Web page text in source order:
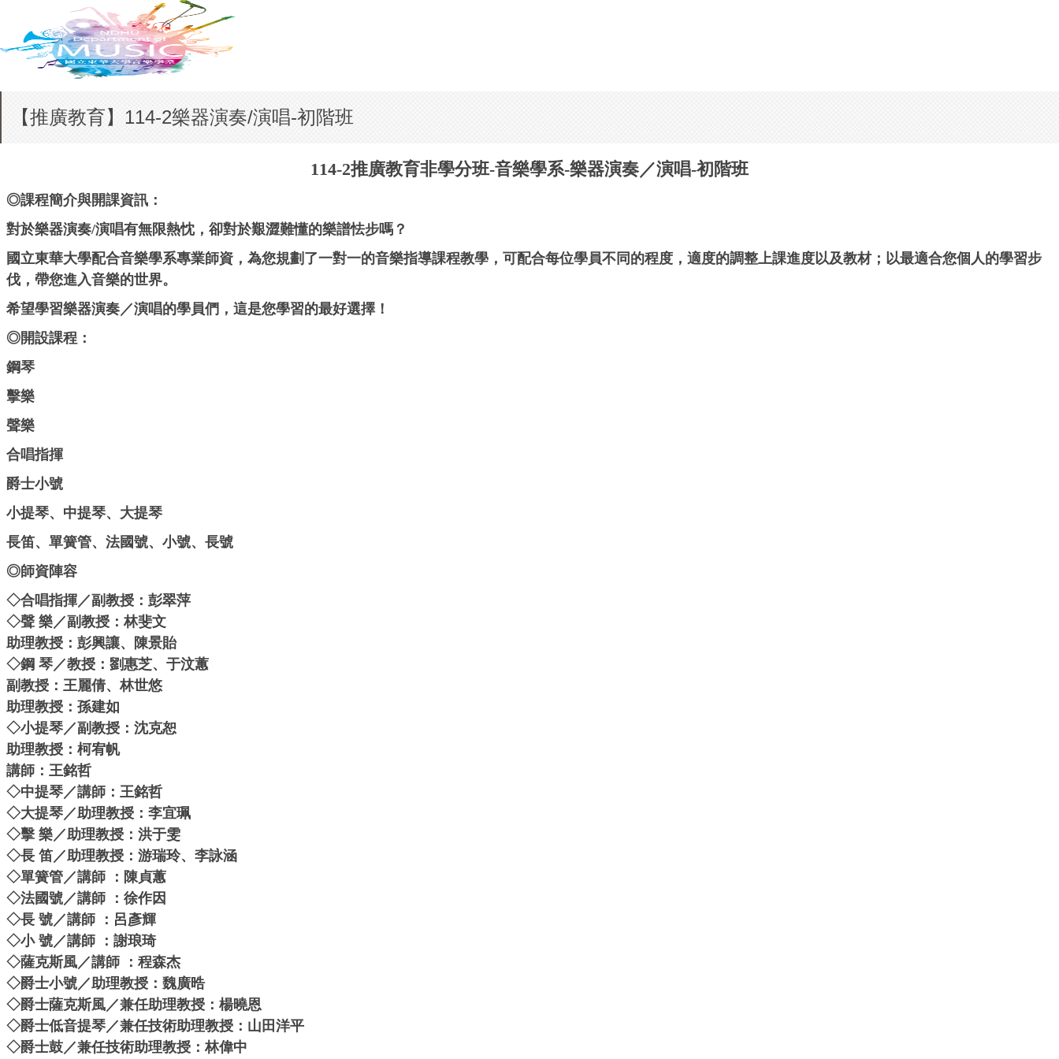
【推廣教育】114-2樂器演奏/演唱-初階班
114-2推廣教育非學分班-音樂學系-樂器演奏／演唱-初階班
◎課程簡介與開課資訊：
對於樂器演奏/演唱有無限熱忱，卻對於艱澀難懂的樂譜怯步嗎？
國立東華大學配合音樂學系專業師資，為您規劃了一對一的音樂指導課程教學， 可配合每位學員不同的程度，適度的調整上課進度以及教材；以最適合您個人的學習步
伐，帶您進入音樂的世界。
希望學習樂器演奏／演唱的學員們，這是您學習的最好選擇！
◎開設課程：
鋼琴
擊樂
聲樂
合唱指揮
爵士小號
小提琴、中提琴、大提琴
長笛、單簧管、法國號、小號、長號
◎師資陣容
◇合唱指揮／副教授：彭翠萍
◇聲 樂／副教授：林斐文
助理教授：彭興讓、陳景貽
◇鋼 琴／教授：劉惠芝、于汶蕙
副教授：王麗倩、林世悠
助理教授：孫建如
◇小提琴／副教授：沈克恕
助理教授：柯宥帆
講師：王銘哲
◇中提琴／講師：王銘哲
◇大提琴／助理教授：李宜珮
◇擊 樂／助理教授：洪于雯
◇長 笛／助理教授：游瑞玲、李詠涵
◇單簧管／講師 ：陳貞蕙
◇法國號／講師 ：徐作因
◇長 號／講師 ：呂彥輝
◇小 號／講師 ：謝琅琦
◇薩克斯風／講師 ：程森杰
◇爵士小號／助理教授：魏廣晧
◇爵士薩克斯風／兼任助理教授：楊曉恩
◇爵士低音提琴／兼任技術助理教授：山田洋平
◇爵士鼓／兼任技術助理教授：林偉中